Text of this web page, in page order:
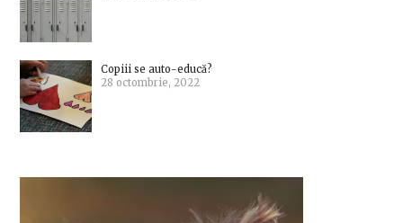
Copiii se auto-educă?
28 octombrie, 2022